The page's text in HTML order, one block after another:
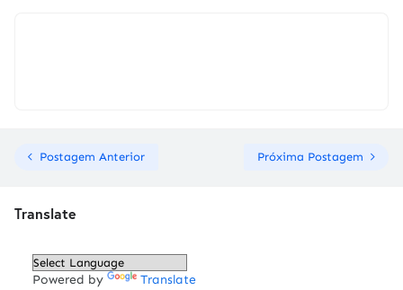
Postagem Anterior Próxima Postagem
Translate
Powered by Translate